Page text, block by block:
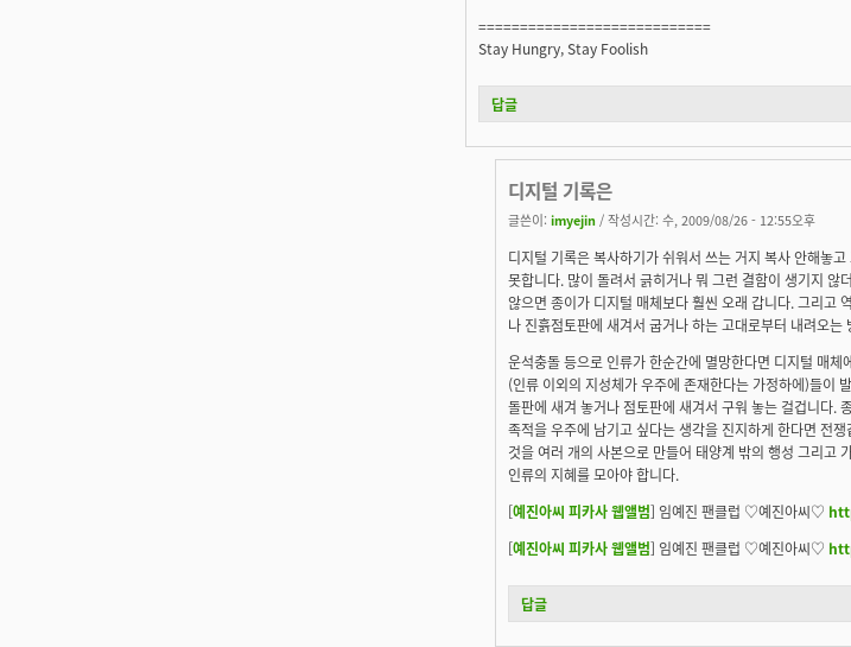
============================
Stay Hungry, Stay Foolish
답글
디지털 기록은
글쓴이: imyejin / 작성시간: 수, 2009/08/26 - 12:55오후
디지털 기록은 복사하기가 쉬워서 쓰는 거지 복사 안해놓
못합니다. 많이 돌려서 긁히거나 뭐 그런 결함이 생기지
않으면 종이가 디지털 매체보다 훨씬 오래 갑니다. 그리고
나 진흙점토판에 새겨서 굽거나 하는 고대로부터 내려오는
운석충돌 등으로 인류가 한순간에 멸망한다면 디지털 매
(인류 이외의 지성체가 우주에 존재한다는 가정하에)들이
돌판에 새겨 놓거나 점토판에 새겨서 구워 놓는 걸겁니다.
족적을 우주에 남기고 싶다는 생각을 진지하게 한다면 전
것을 여러 개의 사본으로 만들어 태양계 밖의 행성 그리고
인류의 지혜를 모아야 합니다.
[예진아씨 피카사 웹앨범] 임예진 팬클럽 ♡예진아씨♡
[예진아씨 피카사 웹앨범] 임예진 팬클럽 ♡예진아씨♡
답글